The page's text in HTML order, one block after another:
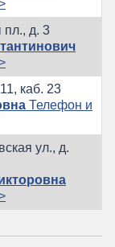
пл., д. 3
каб. 23
Телефон и
ул., д.